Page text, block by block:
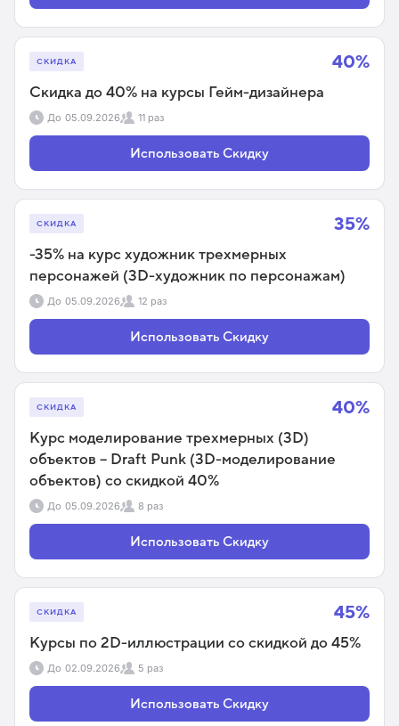
40%
СКИДКА
Скидка до 40% на курсы Гейм-дизайнера
До 05.09.2026 11 раз
Использовать Скидку
35%
СКИДКА
-35% на курс художник трехмерных
персонажей (3D-художник по персонажам)
До 05.09.2026 12 раз
Использовать Скидку
40%
СКИДКА
Курс моделирование трехмерных (3D)
объектов – Draft Punk (3D-моделирование
объектов) со скидкой 40%
До 05.09.2026 8 раз
Использовать Скидку
45%
СКИДКА
Курсы по 2D-иллюстрации со скидкой до 45%
До 02.09.2026 5 раз
Использовать Скидку